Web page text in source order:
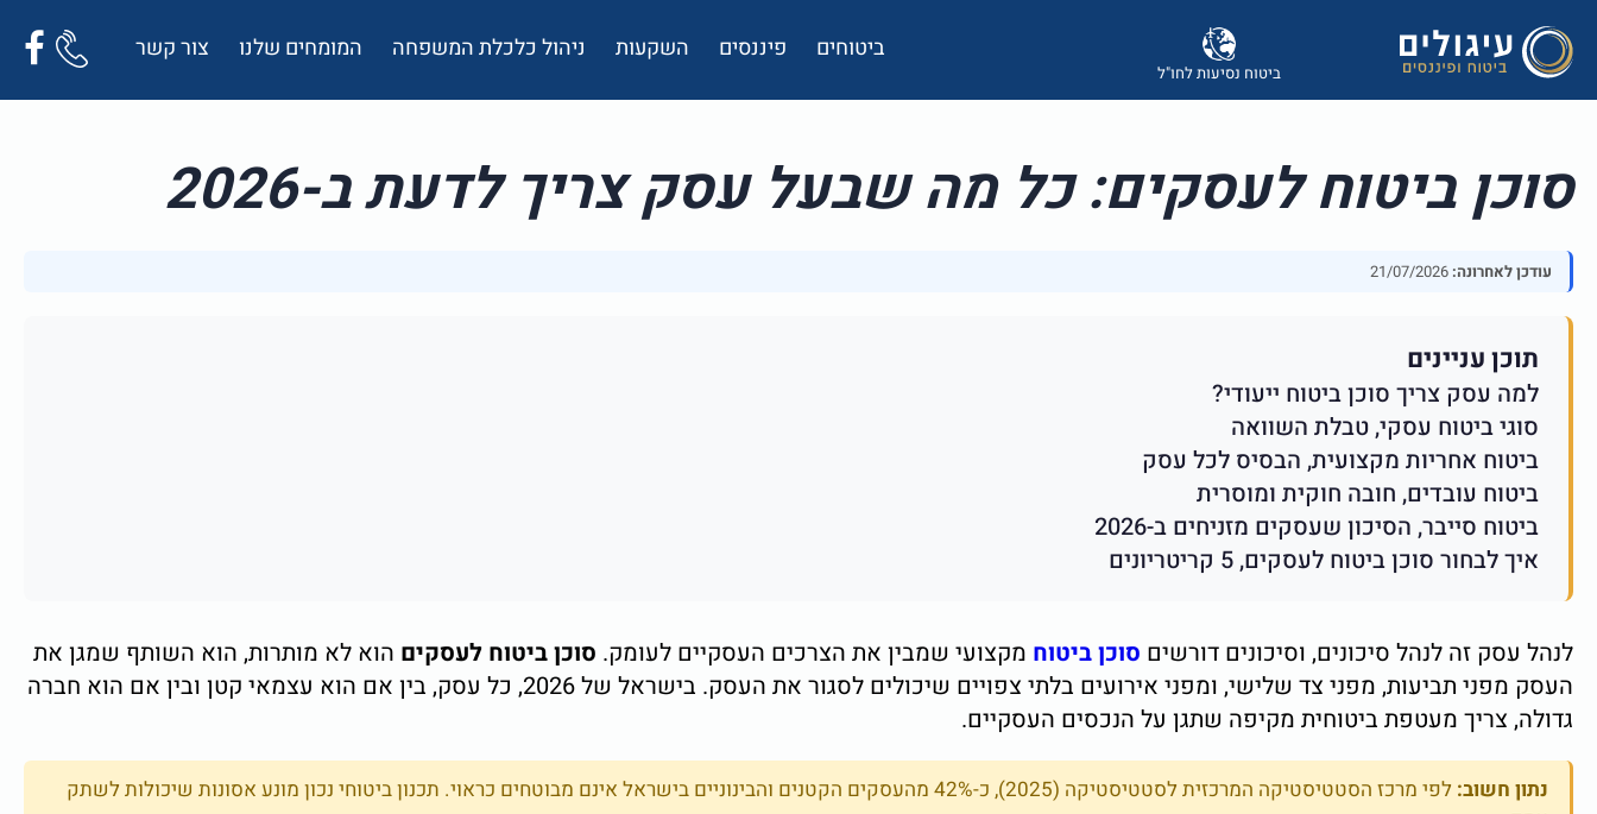
ביטוח נסיעות לחו"ל
ביטוחים פיננסים השקעות ניהול כלכלת המשפחה המומחים שלנו צור קשר
סוכן ביטוח לעסקים: כל מה שבעל עסק צריך לדעת ב-2026
עודכן לאחרונה:
תוכן עניינים
למה עסק צריך סוכן ביטוח ייעודי?
סוגי ביטוח עסקי, טבלת השוואה
ביטוח אחריות מקצועית, הבסיס לכל עסק
ביטוח עובדים, חובה חוקית ומוסרית
ביטוח סייבר, הסיכון שעסקים מזניחים ב-2026
איך לבחור סוכן ביטוח לעסקים, 5 קריטריונים
לנהל עסק זה לנהל סיכונים, וסיכונים דורשים סוכן ביטוח מקצועי שמבין את הצרכים העסקיים לעומק. סוכן ביטוח לעסקים הוא לא מותרות, הוא השותף שמגן את
העסק מפני תביעות, מפני צד שלישי, ומפני אירועים בלתי צפויים שיכולים לסגור את העסק. בישראל של 2026, כל עסק, בין אם הוא עצמאי קטן ובין אם הוא חברה
גדולה, צריך מעטפת ביטוחית מקיפה שתגן על הנכסים העסקיים.
נתון חשוב:
לפי מרכז הסטטיסטיקה המרכזית לסטטיסטיקה (2025), כ-42% מהעסקים הקטנים והבינוניים בישראל אינם מבוטחים כראוי. תכנון ביטוחי נכון מונע אסונות שיכולות לשתק